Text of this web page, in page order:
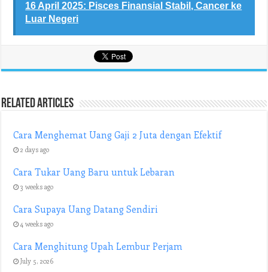
16 April 2025: Pisces Finansial Stabil, Cancer ke
Luar Negeri
Related Articles
Cara Menghemat Uang Gaji 2 Juta dengan Efektif
2 days ago
Cara Tukar Uang Baru untuk Lebaran
3 weeks ago
Cara Supaya Uang Datang Sendiri
4 weeks ago
Cara Menghitung Upah Lembur Perjam
July 5, 2026